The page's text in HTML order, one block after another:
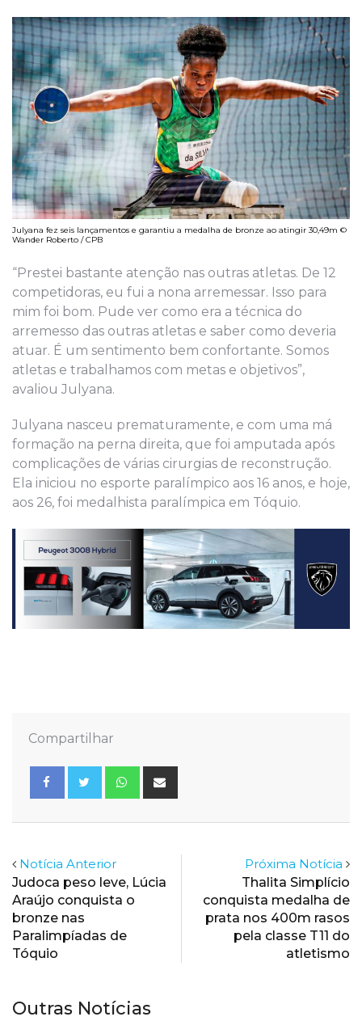
Julyana fez seis lançamentos e garantiu a medalha de bronze ao atingir 30,49m ©
Wander Roberto / CPB
“Prestei bastante atenção nas outras atletas. De 12
competidoras, eu fui a nona arremessar. Isso para
mim foi bom. Pude ver como era a técnica do
arremesso das outras atletas e saber como deveria
atuar. É um sentimento bem confortante. Somos
atletas e trabalhamos com metas e objetivos”,
avaliou Julyana.
Julyana nasceu prematuramente, e com uma má
formação na perna direita, que foi amputada após
complicações de várias cirurgias de reconstrução.
Ela iniciou no esporte paralímpico aos 16 anos, e hoje,
aos 26, foi medalhista paralímpica em Tóquio.
Compartilhar
Whatsapp
Notícia Anterior
Judoca peso leve, Lúcia
Araújo conquista o
bronze nas
Paralimpíadas de
Tóquio
Próxima Notícia
Thalita Simplício
conquista medalha de
prata nos 400m rasos
pela classe T11 do
atletismo
Outras Notícias